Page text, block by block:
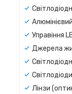
Управіння
Джерела
Лінзи